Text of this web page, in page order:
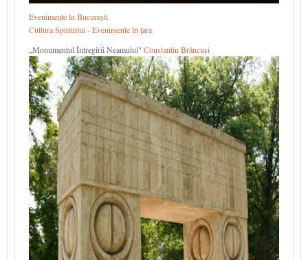
Evenimente în Bucureşti
Cultura Spiritului - Evenimente în țara
„Monumentul Întregirii Neamului" Constantin Brâncuși